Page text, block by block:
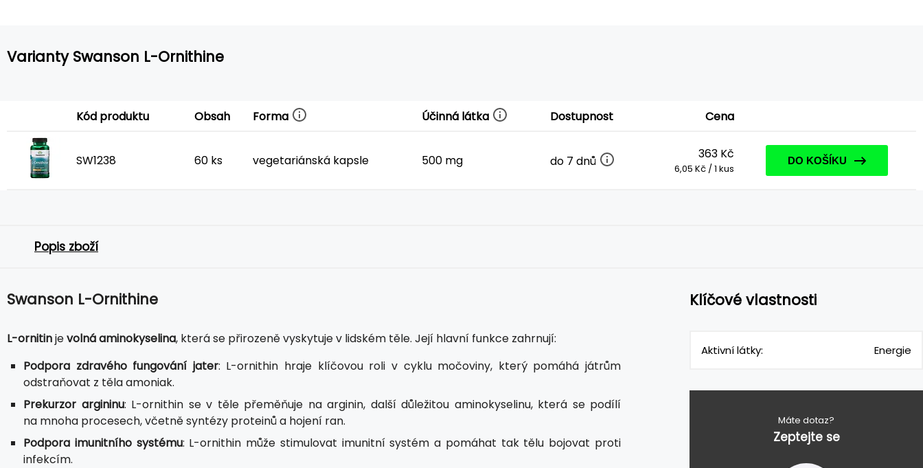
Varianty Swanson L-Ornithine
Kód produktu Obsah Forma Účinná látka Dostupnost Cena
SW1238 60 ks vegetariánská kapsle 500 mg do 7 dnů 363 Kč
6,05 Kč / 1 kus
DO KOŠÍKU
Popis zboží
Swanson L-Ornithine
L-ornitinjevolná aminokyselina, která se přirozeně vyskytuje v lidském těle. Její hlavní funkce zahrnují:
Podpora zdravého fungování jater: L-ornithin hraje klíčovou roli v cyklu močoviny, který pomáhá játrům
odstraňovat z těla amoniak.
Prekurzor argininu: L-ornithin se v těle přeměňuje na arginin, další důležitou aminokyselinu, která se podílí
na mnoha procesech, včetně syntézy proteinů a hojení ran.
Podpora imunitního systému: L-ornithin může stimulovat imunitní systém a pomáhat tak tělu bojovat proti
infekcím.
Klíčové vlastnosti
Aktivní látky: Energie
Máte dotaz?
Zeptejte se